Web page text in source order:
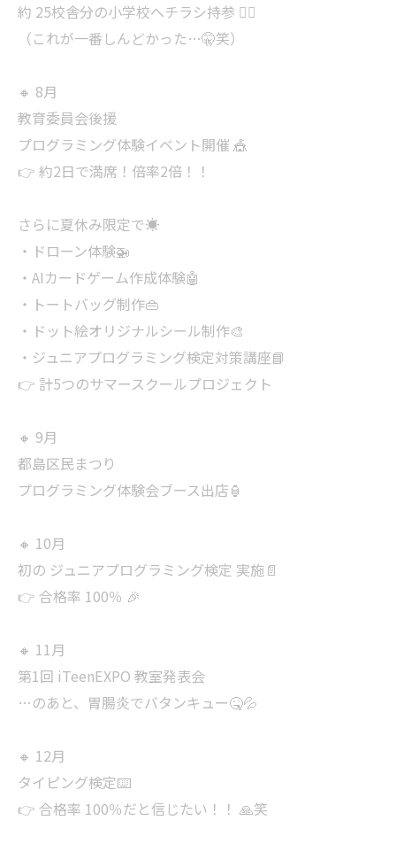
約 25校舎分の小学校へチラシ持参 🚶‍♂️
（これが一番しんどかった…🤫笑）
🔸 8月
教育委員会後援
プログラミング体験イベント開催 🎪
👉 約2日で満席！倍率2倍！！
さらに夏休み限定で☀️
・ドローン体験🚁
・AIカードゲーム作成体験🤖
・トートバッグ制作👜
・ドット絵オリジナルシール制作🎨
・ジュニアプログラミング検定対策講座📘
👉 計5つのサマースクールプロジェクト
🔸 9月
都島区民まつり
プログラミング体験会ブース出店🏮
🔸 10月
初の ジュニアプログラミング検定 実施📄
👉 合格率 100％ 🎉
🔸 11月
第1回 iTeenEXPO 教室発表会
…のあと、胃腸炎でバタンキュー🤒💦
🔸 12月
タイピング検定⌨️
👉 合格率 100％だと信じたい！！ 🙏笑